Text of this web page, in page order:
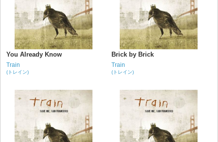
You Already Know
Train
(トレイン)
Brick by Brick
Train
(トレイン)